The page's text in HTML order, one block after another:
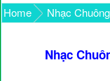
Home Nhạc
Nhạc